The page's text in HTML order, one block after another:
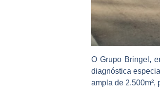
O Grupo Bringel,
diagnóstica
ampla de